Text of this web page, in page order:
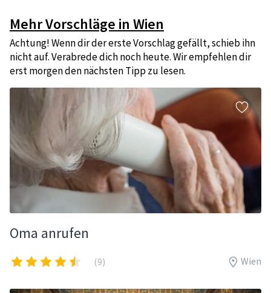
Mehr Vorschläge in Wien
Achtung! Wenn dir der erste Vorschlag gefällt, schieb ihn
nicht auf. Verabrede dich noch heute. Wir empfehlen dir
erst morgen den nächsten Tipp zu lesen.
Oma anrufen
(9) Wien